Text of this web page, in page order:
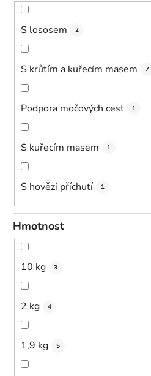
S lososem 2
S krůtím a kuřecím masem 7
Podpora močových cest 1
S kuřecím masem 1
S hovězí příchutí 1
Hmotnost
10 kg 3
2 kg 4
1,9 kg 5